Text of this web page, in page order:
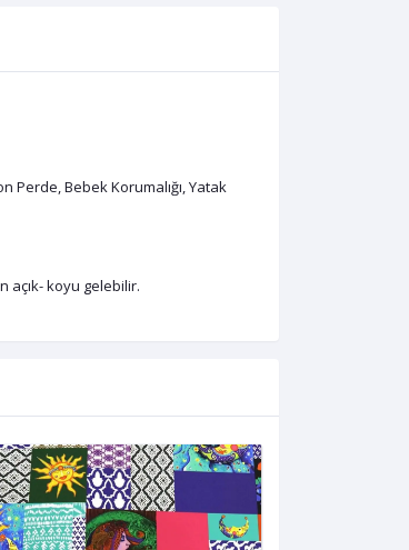
Perde, Bebek Korumalığı, Yatak
açık- koyu gelebilir.